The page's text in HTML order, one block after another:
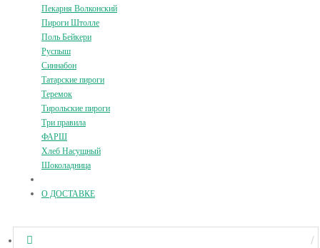
Пекарня Волконский
Пироги Штолле
Поль Бейкери
Руспыш
Синнабон
Татарские пироги
Теремок
Тирольские пироги
Три правила
ФАРШ
Хлеб Насущный
Шоколадница
О ДОСТАВКЕ